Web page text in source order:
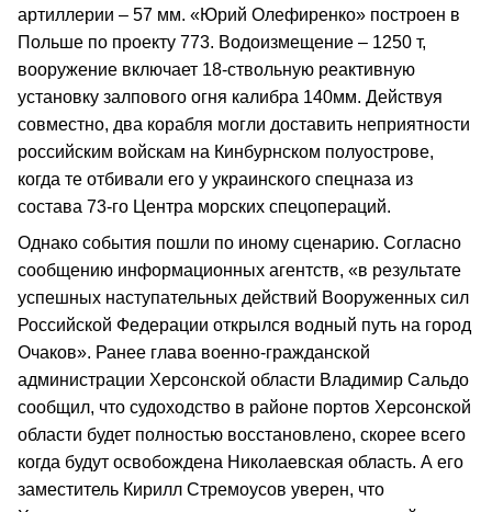
артиллерии – 57 мм. «Юрий Олефиренко» построен в
Польше по проекту 773. Водоизмещение – 1250 т,
вооружение включает 18-ствольную реактивную
установку залпового огня калибра 140мм. Действуя
совместно, два корабля могли доставить неприятности
российским войскам на Кинбурнском полуострове,
когда те отбивали его у украинского спецназа из
состава 73-го Центра морских спецопераций.
Однако события пошли по иному сценарию. Согласно
сообщению информационных агентств, «в результате
успешных наступательных действий Вооруженных сил
Российской Федерации открылся водный путь на город
Очаков». Ранее глава военно-гражданской
администрации Херсонской области Владимир Сальдо
сообщил, что судоходство в районе портов Херсонской
области будет полностью восстановлено, скорее всего
когда будут освобождена Николаевская область. А его
заместитель Кирилл Стремоусов уверен, что